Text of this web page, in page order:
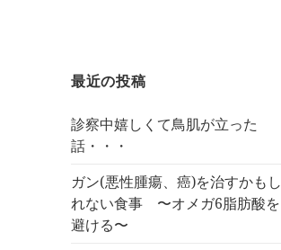
最近の投稿
診察中嬉しくて鳥肌が立った
話・・・
ガン(悪性腫瘍、癌)を治すかもし
れない食事 〜オメガ6脂肪酸を
避ける〜